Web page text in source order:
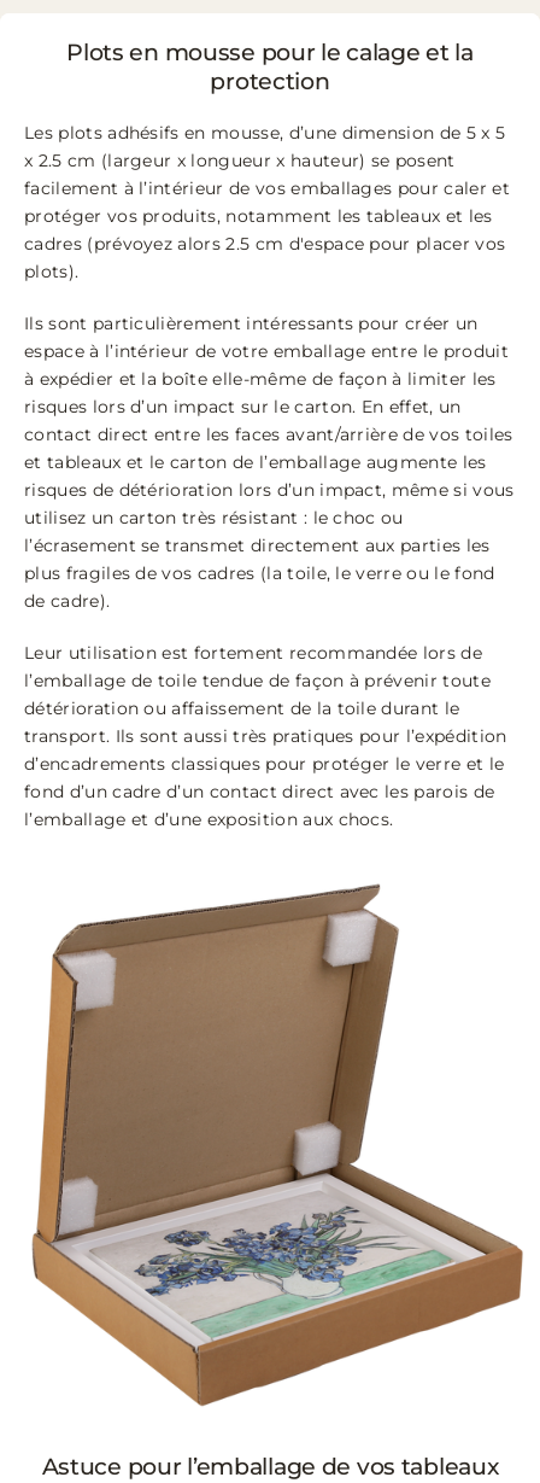
Plots en mousse pour le calage et la
protection
Les plots adhésifs en mousse, d’une dimension de 5 x 5
x 2.5 cm (largeur x longueur x hauteur) se posent
facilement à l’intérieur de vos emballages pour caler et
protéger vos produits, notamment les tableaux et les
cadres (prévoyez alors 2.5 cm d'espace pour placer vos
plots).
Ils sont particulièrement intéressants pour créer un
espace à l’intérieur de votre emballage entre le produit
à expédier et la boîte elle-même de façon à limiter les
risques lors d’un impact sur le carton. En effet, un
contact direct entre les faces avant/arrière de vos toiles
et tableaux et le carton de l’emballage augmente les
risques de détérioration lors d’un impact, même si vous
utilisez un carton très résistant : le choc ou
l’écrasement se transmet directement aux parties les
plus fragiles de vos cadres (la toile, le verre ou le fond
de cadre).
Leur utilisation est fortement recommandée lors de
l’emballage de toile tendue de façon à prévenir toute
détérioration ou affaissement de la toile durant le
transport. Ils sont aussi très pratiques pour l’expédition
d’encadrements classiques pour protéger le verre et le
fond d’un cadre d’un contact direct avec les parois de
l’emballage et d’une exposition aux chocs.
Astuce pour l’emballage de vos tableaux